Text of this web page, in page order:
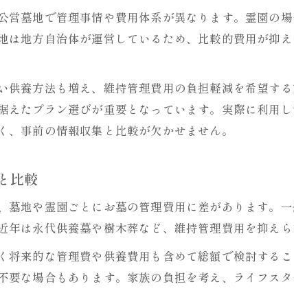
営墓地で管理事情や費用体系が異なります。霊園の
は地方自治体が運営しているため、比較的費用が抑
供養方法も増え、維持管理費用の負担軽減を希望す
えたプラン選びが重要となっています。実際に利用
事前の情報収集と比較が欠かせません。
比較
墓地や霊園ごとにお墓の管理費用に差があります。
年は永代供養墓や樹木葬など、維持管理費用を抑え
将来的な管理費や供養費用も含めて総額で検討する
要な場合もあります。家族の負担を考え、ライフス